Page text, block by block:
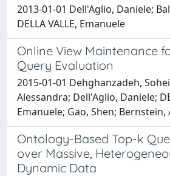
2013-01-01 Dell'Aglio, Daniele;
DELLA VALLE, Emanuele
Online View Maintenance
Query Evaluation
2015-01-01 Dehghanzadeh,
Alessandra; Dell'Aglio, Daniele;
Emanuele; Gao, Shen; Bernstein,
Ontology-Based Top-k
over Massive,
Dynamic Data